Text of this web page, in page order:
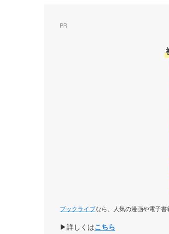
PR
ブックライブなら、人気の漫画や電子書
▶詳しくはこちら